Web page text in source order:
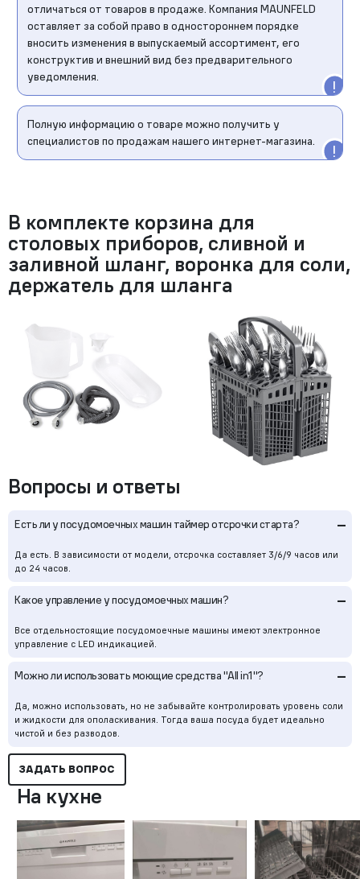
отличаться от товаров в продаже. Компания MAUNFELD
оставляет за собой право в одностороннем порядке
вносить изменения в выпускаемый ассортимент, его
конструктив и внешний вид без предварительного
уведомления.
Полную информацию о товаре можно получить у
специалистов по продажам нашего интернет-магазина.
В комплекте корзина для
столовых приборов, сливной и
заливной шланг, воронка для соли,
держатель для шланга
Вопросы и ответы
Есть ли у посудомоечных машин таймер отсрочки старта? –
Да есть. В зависимости от модели, отсрочка составляет 3/6/9 часов или
до 24 часов.
Какое управление у посудомоечных машин? –
Все отдельностоящие посудомоечные машины имеют электронное
управление с LED индикацией.
Можно ли использовать моющие средства "All in1"? –
Да, можно использовать, но не забывайте контролировать уровень соли
и жидкости для ополаскивания. Тогда ваша посуда будет идеально
чистой и без разводов.
ЗАДАТЬ ВОПРОС
На кухне